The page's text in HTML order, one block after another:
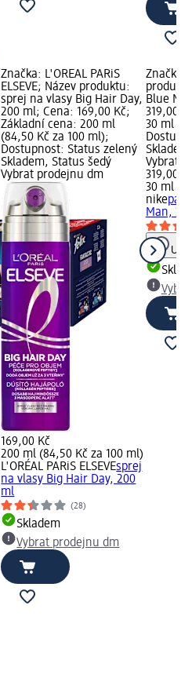
Značka: L'ORÉAL PARiS
ELSEVE; Název produktu:
sprej na vlasy Big Hair Day,
200 ml; Cena: 169,00 Kč;
Základní cena: 200 ml
(84,50 Kč za 100 ml);
Dostupnost: Status zelený
Skladem, Status šedý
Vybrat prodejnu dm
169,00 Kč
200 ml (84,50 Kč za 100 ml)
L'ORÉAL PARiS ELSEVEsprej
na vlasy Big Hair Day, 200
ml
(28)
Skladem
Vybrat prodejnu dm
Značka:
Blue
319,00
30 ml
Vybrat
319,00
30 ml
nike
Man, 30